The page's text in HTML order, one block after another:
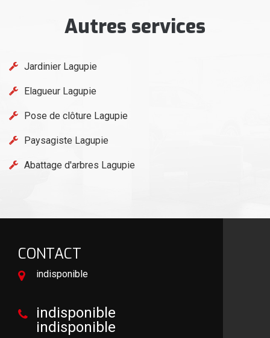
Autres services
Jardinier Lagupie
Elagueur Lagupie
Pose de clôture Lagupie
Paysagiste Lagupie
Abattage d'arbres Lagupie
CONTACT
indisponible
indisponible
indisponible